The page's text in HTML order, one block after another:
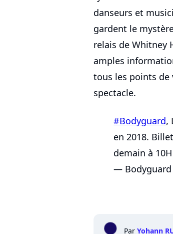
danseurs et
gardent le
relais de Whitney
amples
tous les points de
spectacle.
#Bodyguard,
en 2018.
demain à
— Bodyguard
Par Yohann